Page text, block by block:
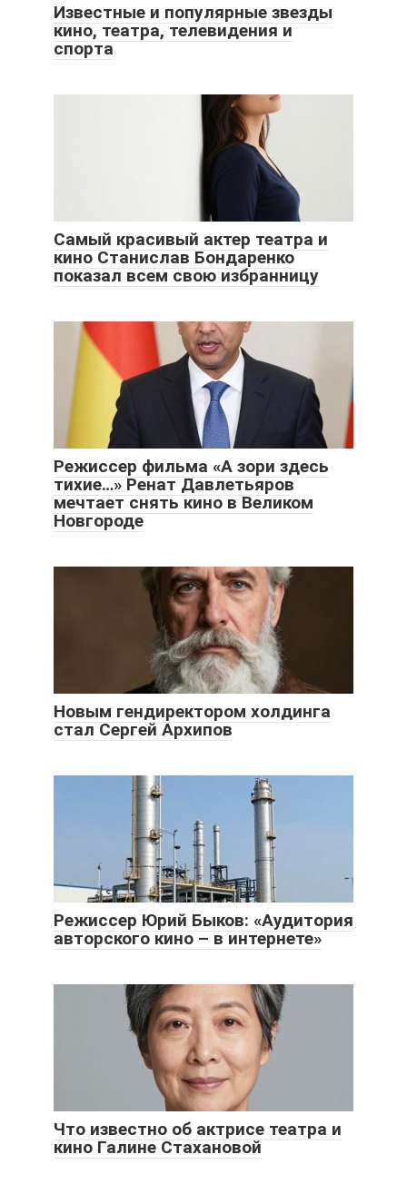
Известные и популярные звезды
кино, театра, телевидения и
спорта
Самый красивый актер театра и
кино Станислав Бондаренко
показал всем свою избранницу
Режиссер фильма «А зори здесь
тихие…» Ренат Давлетьяров
мечтает снять кино в Великом
Новгороде
Новым гендиректором холдинга
стал Сергей Архипов
Режиссер Юрий Быков: «Аудитория
авторского кино – в интернете»
Что известно об актрисе театра и
кино Галине Стахановой